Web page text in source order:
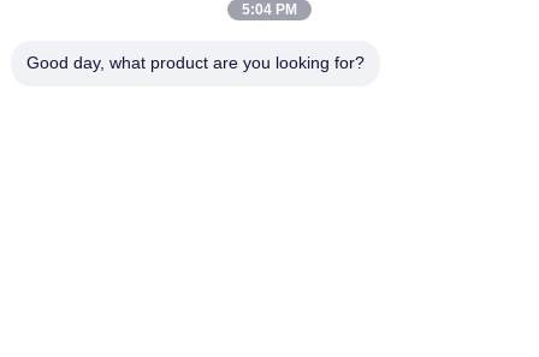
5:04 PM
Good day, what product are you looking for?